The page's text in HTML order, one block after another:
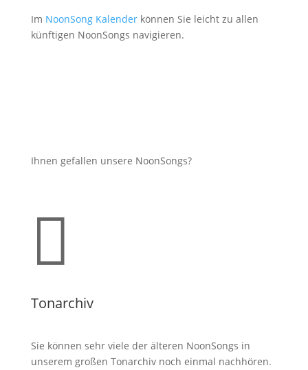
Im NoonSong Kalenderkönnen Sie leicht zu allen
künftigen NoonSongs navigieren.
Ihnen gefallen unsere NoonSongs?

Tonarchiv
Sie können sehr viele der älteren NoonSongs in
unserem großen Tonarchiv noch einmal nachhören.